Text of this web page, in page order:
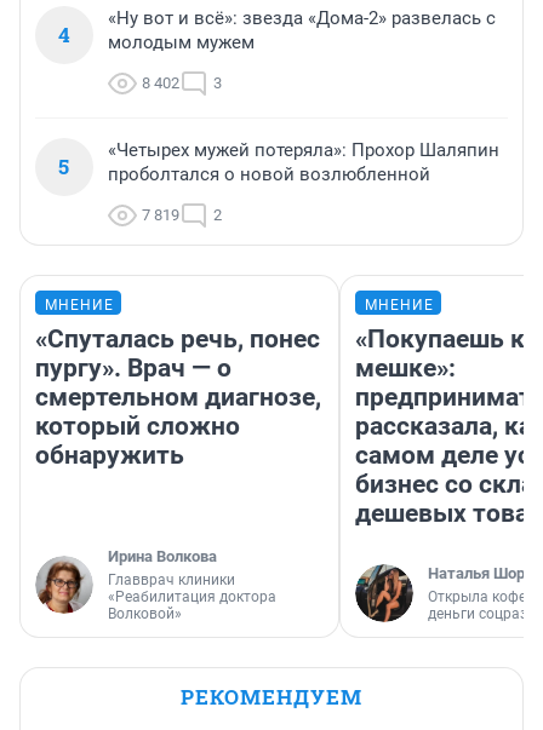
4
«Ну вот и всё»: звезда «Дома-2» развелась с
молодым мужем
8 402 3
5
«Четырех мужей потеряла»: Прохор Шаляпин
проболтался о новой возлюбленной
7 819 2
МНЕНИЕ
«Спуталась речь, понес
пургу». Врач — о
смертельном диагнозе,
который сложно
обнаружить
Ирина Волкова
Главврач клиники
«Реабилитация доктора
Волковой»
МНЕНИЕ
«Покупаешь
мешке»:
рассказала,
самом деле
бизнес со
дешевых
Наталья
Открыла
деньги
РЕКОМЕНДУЕМ